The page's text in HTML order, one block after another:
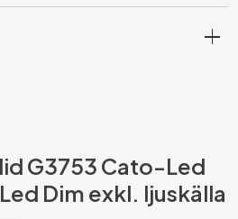
G3753 Cato-Led
Dim exkl. ljuskälla